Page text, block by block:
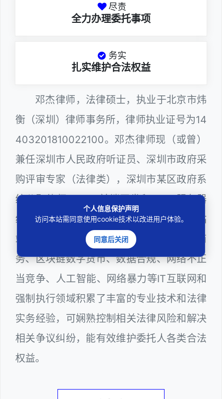
尽责
全力办理委托事项
务实
扎实维护合法权益
邓杰律师，法律硕士，执业于北京市炜
衡（深圳）律师事务所，律师执业证号为14
403201810022100。邓杰律师现（或曾）
兼任深圳市人民政府听证员、深圳市政府采
购评审专家（法律类），深圳市某区政府系
统公职律师、WEB前端开发和 WEB服务器
维护工程师、计算机信息网络安全员和网站
站长多年，在软件程序、网络游戏、电子商
务、区块链数字货币、数据合规、网络不正
当竞争、人工智能、网络暴力等IT互联网和
强制执行领域积累了丰富的专业技术和法律
实务经验，可娴熟控制相关法律风险和解决
相关争议纠纷，能有效维护委托人各类合法
权益。
个人信息保护声明
访问本站需同意使用cookie技术以改进用户体验。
同意后关闭